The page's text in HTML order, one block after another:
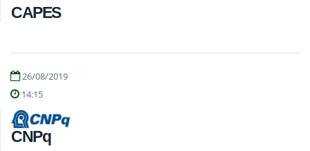
CAPES
26/08/2019
14:15
CNPq